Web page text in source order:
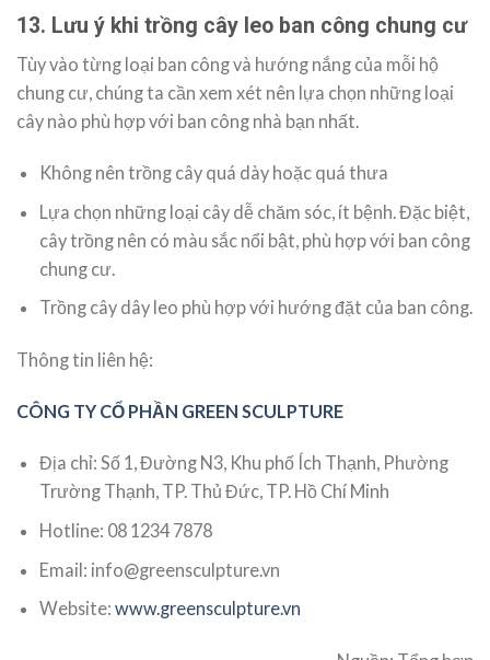
13. Lưu ý khi trồng cây leo ban công chung cư
Tùy vào từng loại ban công và hướng nắng của mỗi hộ
chung cư, chúng ta cần xem xét nên lựa chọn những loại
cây nào phù hợp với ban công nhà bạn nhất.
Không nên trồng cây quá dày hoặc quá thưa
Lựa chọn những loại cây dễ chăm sóc, ít bệnh. Đặc biệt,
cây trồng nên có màu sắc nổi bật, phù hợp với ban công
chung cư.
Trồng cây dây leo phù hợp với hướng đặt của ban công.
Thông tin liên hệ:
CÔNG TY CỔ PHẦN GREEN SCULPTURE
Địa chỉ: Số 1, Đường N3, Khu phố Ích Thạnh, Phường
Trường Thạnh, TP. Thủ Đức, TP. Hồ Chí Minh
Hotline: 08 1234 7878
Email: info@greensculpture.vn
Website:www.greensculpture.vn